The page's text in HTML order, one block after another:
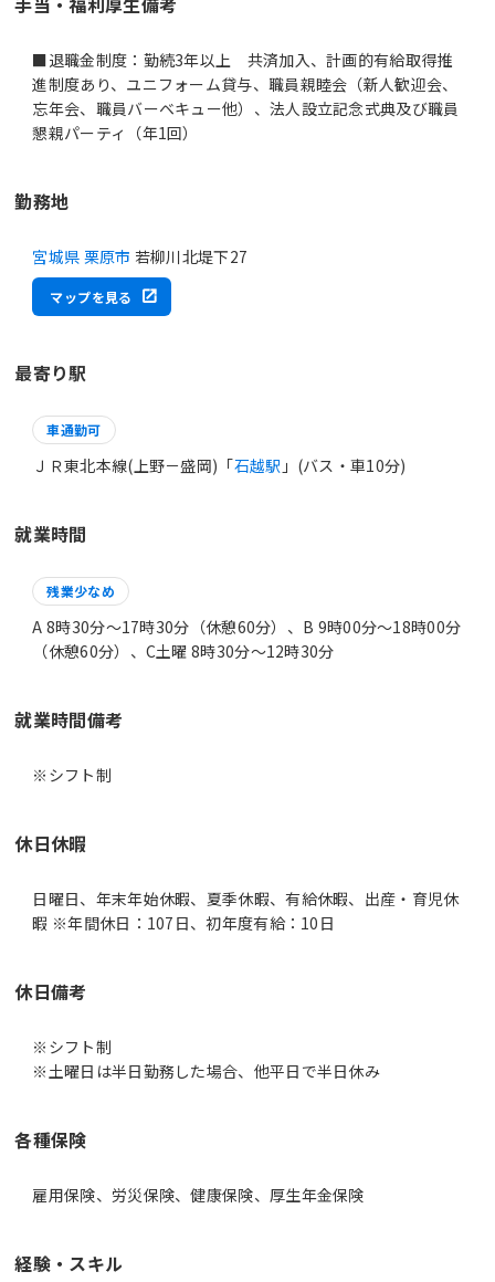
■退職金制度：勤続3年以上 共済加入、計画的有給取得推
進制度あり、ユニフォーム貸与、職員親睦会（新人歓迎会、
忘年会、職員バーベキュー他）、法人設立記念式典及び職員
懇親パーティ（年1回）
勤務地
宮城県 栗原市 若柳川北堤下27
マップを見る
最寄り駅
車通勤可
ＪＲ東北本線(上野－盛岡)「石越駅 」(バス・車10分)
就業時間
残業少なめ
A 8時30分〜17時30分（休憩60分）、B 9時00分〜18時00分
（休憩60分）、C土曜 8時30分〜12時30分
就業時間備考
休日休暇
日曜日、年末年始休暇、夏季休暇、有給休暇、出産・育児休
暇 ※年間休日：107日、初年度有給：10日
休日備考
※シフト制
※土曜日は半日勤務した場合、他平日で半日休み
各種保険
雇用保険、労災保険、健康保険、厚生年金保険
経験・スキル